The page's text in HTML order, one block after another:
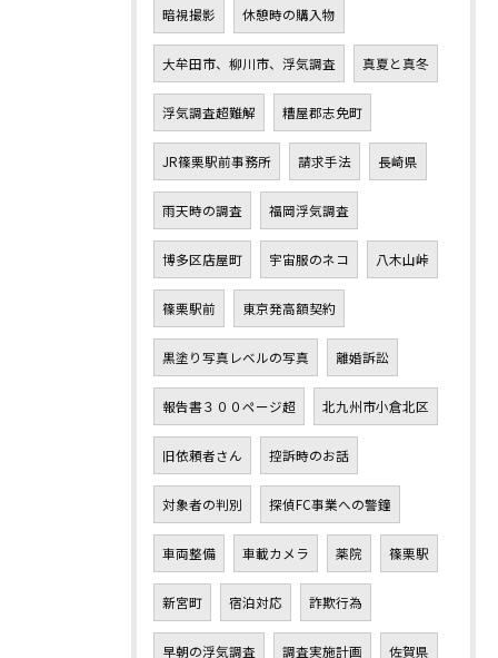
暗視撮影 休憩時の購入物
大牟田市、柳川市、浮気調査 真夏と真冬
浮気調査超難解 糟屋郡志免町
JR篠栗駅前事務所 請求手法 長崎県
雨天時の調査 福岡浮気調査
博多区店屋町 宇宙服のネコ 八木山峠
篠栗駅前 東京発高額契約
黒塗り写真レベルの写真 離婚訴訟
報告書３００ページ超 北九州市小倉北区
旧依頼者さん 控訴時のお話
対象者の判別 探偵FC事業への警鐘
車両整備 車載カメラ 薬院 篠栗駅
新宮町 宿泊対応 詐欺行為
早朝の浮気調査 調査実施計画 佐賀県